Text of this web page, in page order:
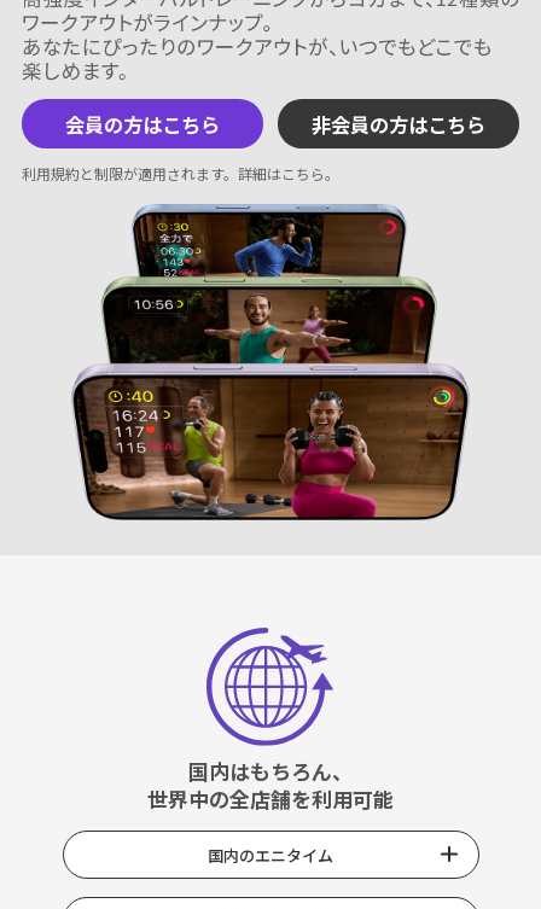
会員の方はこちら 非会員の方はこちら
利用規約と制限が適用されます。 詳細はこちら。
国内はもちろん、
世界中の全店舗を利用可能
国内のエニタイム